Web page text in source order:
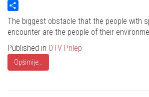
Twitter
Share
The biggest obstacle that the people with
encounter are the people of their
Published in OTV Prilep
Opširnije...